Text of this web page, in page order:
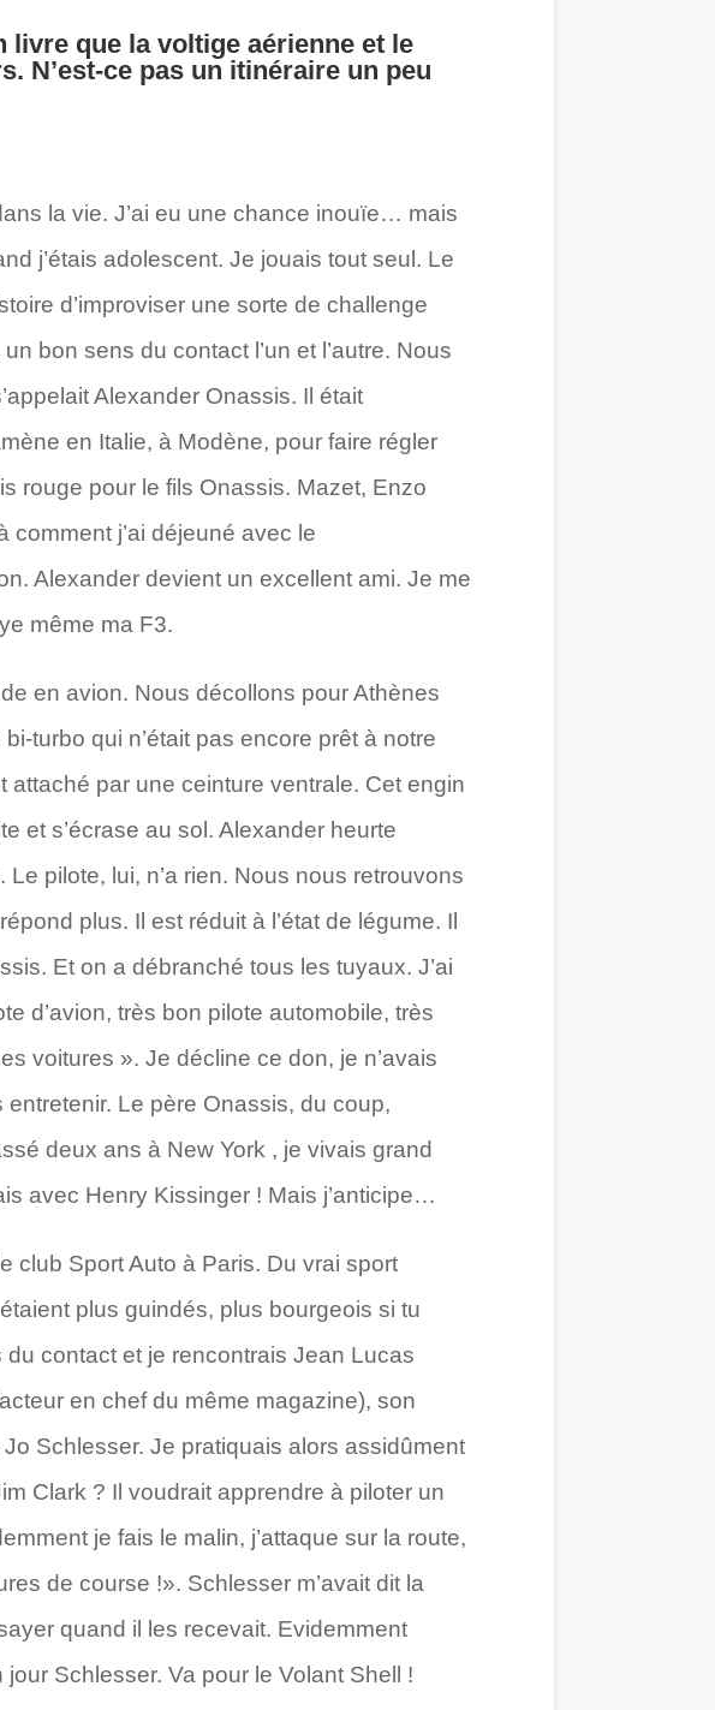
livre que la voltige aérienne et le
N’est-ce pas un itinéraire un peu
la vie. J’ai eu une chance inouïe… mais
j’étais adolescent. Je jouais tout seul. Le
d’improviser une sorte de challenge
bon sens du contact l’un et l’autre. Nous
Alexander Onassis. Il était
en Italie, à Modène, pour faire régler
rouge pour le fils Onassis. Mazet, Enzo
j’ai déjeuné avec le
Alexander devient un excellent ami. Je me
même ma F3.
en avion. Nous décollons pour Athènes
turbo qui n’était pas encore prêt à notre
attaché par une ceinture ventrale. Cet engin
et s’écrase au sol. Alexander heurte
pilote, lui, n’a rien. Nous nous retrouvons
plus. Il est réduit à l’état de légume. Il
Et on a débranché tous les tuyaux. J’ai
d’avion, très bon pilote automobile, très
voitures ». Je décline ce don, je n’avais
Le père Onassis, du coup,
deux ans à New York , je vivais grand
avec Henry Kissinger ! Mais j’anticipe…
Sport Auto à Paris. Du vrai sport
plus guindés, plus bourgeois si tu
contact et je rencontrais Jean Lucas
en chef du même magazine), son
Schlesser. Je pratiquais alors assidûment
Clark ? Il voudrait apprendre à piloter un
je fais le malin, j’attaque sur la route,
de course !». Schlesser m’avait dit la
quand il les recevait. Evidemment
jour Schlesser. Va pour le Volant Shell !